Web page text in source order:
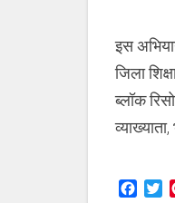
इस
जिला
ब्लॉक
व्याख्याता,